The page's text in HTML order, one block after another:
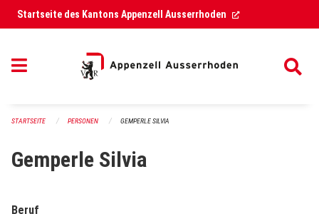
Navigation überspringen
Startseite des Kantons Appenzell Ausserrhoden (External Link)
STARTSEITE PERSONEN GEMPERLE SILVIA
Gemperle Silvia
Beruf